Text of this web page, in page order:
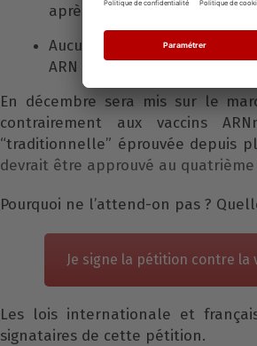
après avoir été vacciné (7)
Aucune des inquiétudes et
ARN messager n’ont été
En décembre sera mis sur le
contrairement aux vaccins
“traditionnelle” éprouvée depuis
devrait être approuvé au quatrième
Pourquoi ne l’attend-on pas ?
Je signe la pétition contre
Les lois internationale et
signataires de cette pétition.